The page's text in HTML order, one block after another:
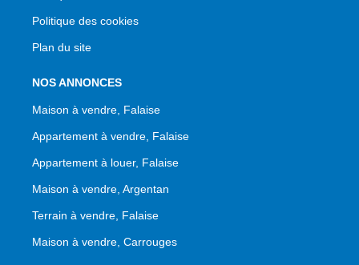
Politique des cookies
Plan du site
NOS ANNONCES
Maison à vendre, Falaise
Appartement à vendre, Falaise
Appartement à louer, Falaise
Maison à vendre, Argentan
Terrain à vendre, Falaise
Maison à vendre, Carrouges